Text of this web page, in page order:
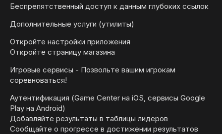
Беспрепятственный доступ к данным глубоких ссылок
Дополнительные услуги (утилиты)
Откройте настройки приложения
Откройте страницу магазина
Игровые сервисы - Позвольте вашим игрокам
соревноваться!
Аутентификация (Game Center на iOS, сервисы Google
Play на Android)
Добавляйте результаты в таблицы лидеров
Сообщайте о прогрессе в достижении результатов